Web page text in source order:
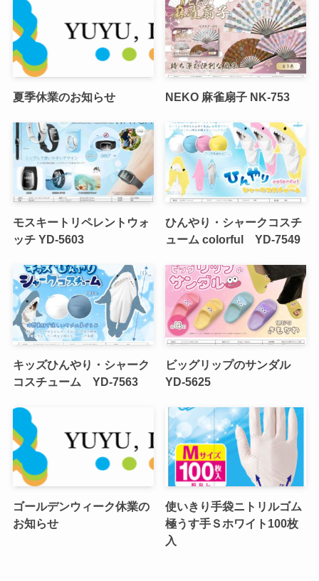
夏季休業のお知らせ NEKO 麻雀扇子 NK-753
モスキートリペレントウォ
ッチ YD-5603
ひんやり・シャークコスチ
ューム colorful YD-7549
キッズひんやり・シャーク
コスチューム YD-7563
ビッグリップのサンダル
YD-5625
ゴールデンウィーク休業の
お知らせ
使いきり手袋ニトリルゴム
極うす手Ｓホワイト100枚
入